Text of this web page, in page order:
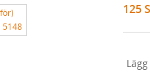
125